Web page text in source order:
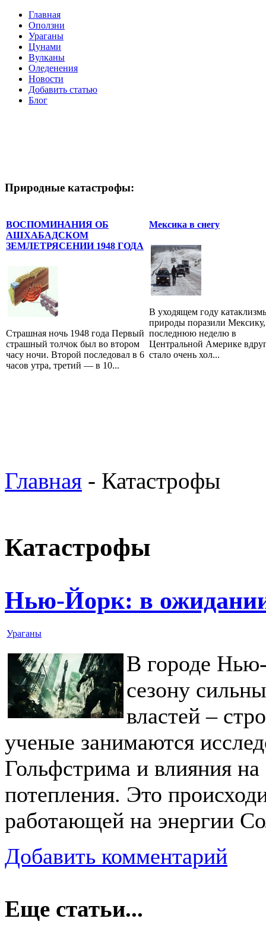
Главная
Оползни
Ураганы
Цунами
Вулканы
Оледенения
Новости
Добавить статью
Блог
Природные катастрофы:
ВОСПОМИНАНИЯ ОБ
АШХАБАДСКОМ
ЗЕМЛЕТРЯСЕНИИ 1948 ГОДА
Страшная ночь 1948 года Первый
страшный толчок был во втором
часу ночи. Второй последовал в 6
часов утра, третий — в 10...
Мексика в снегу
В уходящем году
природы поразили Мексику,
последнюю неделю в
Центральной Америке
стало очень хол...
Главная - Катастрофы
Катастрофы
Нью-Йорк: в
Ураганы
В городе Нью-
сезону
властей –
ученые занимаются
Гольфстрима и влияния
потепления. Это
работающей на энергии
Добавить комментарий
Еще статьи...